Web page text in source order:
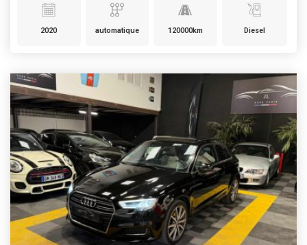
2020 automatique 120000km Diesel